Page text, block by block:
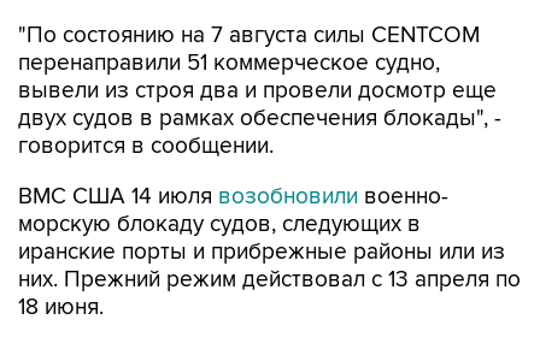
"По состоянию на 7 августа силы CENTCOM
перенаправили 51 коммерческое судно,
вывели из строя два и провели досмотр еще
двух судов в рамках обеспечения блокады", -
говорится в сообщении.
ВМС США 14 июля возобновили военно-
морскую блокаду судов, следующих в
иранские порты и прибрежные районы или из
них. Прежний режим действовал с 13 апреля по
18 июня.